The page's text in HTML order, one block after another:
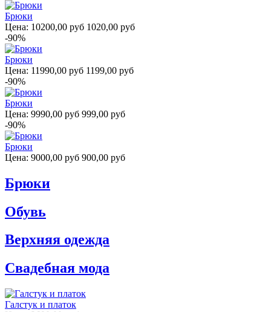
Брюки
Цена: 10200,00 руб 1020,00 руб
-90%
Брюки
Цена: 11990,00 руб 1199,00 руб
-90%
Брюки
Цена: 9990,00 руб 999,00 руб
-90%
Брюки
Цена: 9000,00 руб 900,00 руб
Брюки
Обувь
Верхняя одежда
Свадебная мода
Галстук и платок